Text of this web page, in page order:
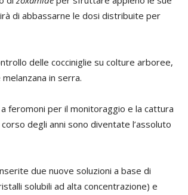
di abbassarne le dosi distribuite per
delle cocciniglie su colture arboree,
in serra.
feromoni per il monitoraggio e la cattura
degli anni sono diventate l’assoluto
due nuove soluzioni a base di
solubili ad alta concentrazione) e